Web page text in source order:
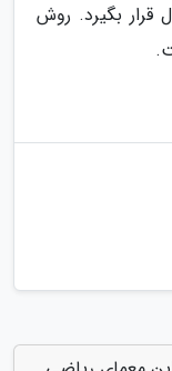
سوال قرار بگیرد. روش